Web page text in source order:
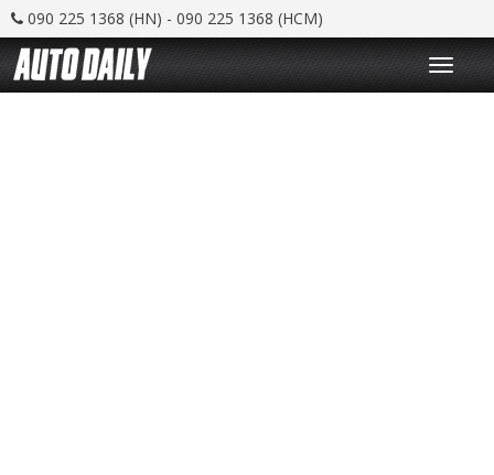
090 225 1368 (HN) - 090 225 1368 (HCM)
T
o
g